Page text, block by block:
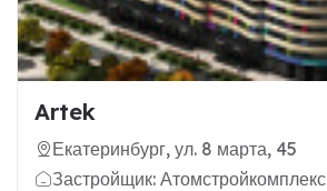
Artek
Екатеринбург, ул. 8 марта, 45
Застройщик: Атомстройкомплекс